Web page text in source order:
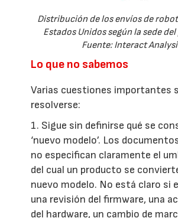
Distribución de los envíos de
Estados Unidos según la sede
Fuente: Interact
Lo que no sabemos
Varias cuestiones importantes
resolverse:
1. Sigue sin definirse qué se
‘nuevo modelo’. Los
no especifican claramente el
del cual un producto se
nuevo modelo. No está claro si
una revisión del firmware, una
del hardware, un cambio de